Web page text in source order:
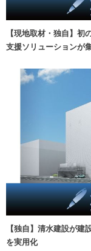
【現地取材・独自】
支援ソリューションが
【独自】清水建設が
を実用化